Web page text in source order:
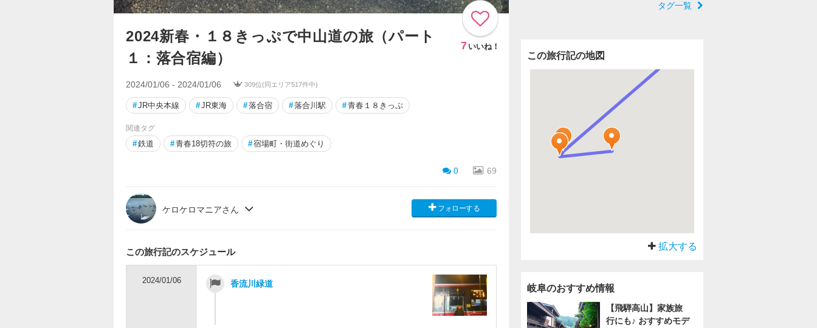
2024新春・１８きっぷで中山道の旅（パート
１：落合宿編）
7 いいね！
2024/01/06 - 2024/01/06 309位(同エリア517件中)
#JR中央本線 #JR東海 #落合宿 #落合川駅 #青春１８きっぷ
関連タグ
#鉄道 #青春18切符の旅 #宿場町・街道めぐり
0 69
ケロケロマニアさん フォローする
この旅行記のスケジュール
2024/01/06 香流川緑道
タグ一覧
この旅行記の地図
拡大する
岐阜のおすすめ情報
【飛騨高山】家族旅
行にも♪ おすすめモデ